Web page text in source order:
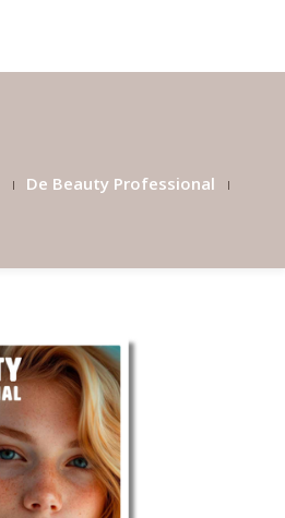
De Beauty Professional